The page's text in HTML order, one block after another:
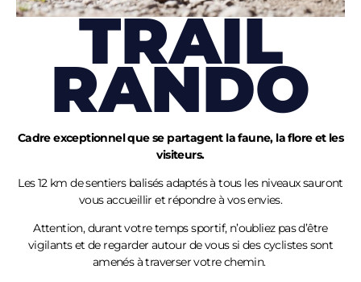
TRAIL
RANDO
Cadre exceptionnel que se partagent la faune, la flore et les
visiteurs.
Les 12 km de sentiers balisés adaptés à tous les niveaux sauront
vous accueillir et répondre à vos envies.
Attention, durant votre temps sportif, n’oubliez pas d’être
vigilants et de regarder autour de vous si des cyclistes sont
amenés à traverser votre chemin.